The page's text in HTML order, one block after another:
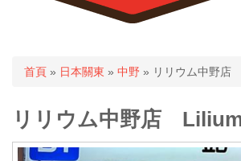
您在這裡
首頁 » 日本關東 » 中野 » リリウム中野店
リリウム中野店